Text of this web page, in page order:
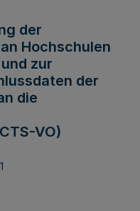
der
Hochschulen
zur
der
die
VO)